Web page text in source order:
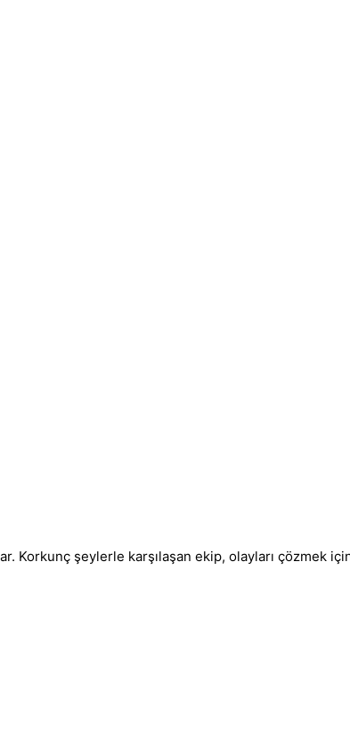
Korkunç şeylerle karşılaşan ekip, olayları çözmek